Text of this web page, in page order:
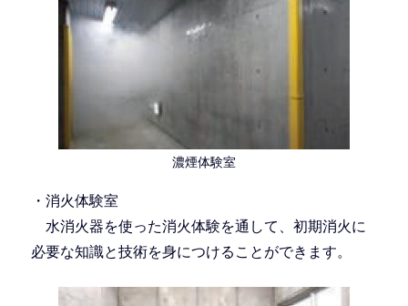
濃煙体験室
・消火体験室
水消火器を使った消火体験を通して、初期消火に
必要な知識と技術を身につけることができます。